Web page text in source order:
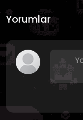
Yorumlar